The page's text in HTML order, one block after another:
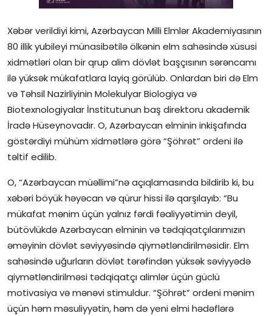
Reportaj
Pedaqogika
Regionlar
Qəzetin PDF arxivi
İctimai şura
Dünya
Xəbər verildiyi kimi, Azərbaycan Milli Elmlər Akademiyasının
80 illik yubileyi münasibətilə ölkənin elm sahəsində xüsusi
xidmətləri olan bir qrup alim dövlət başçısının sərəncamı
ilə yüksək mükafatlara layiq görülüb. Onlardan biri də Elm
və Təhsil Nazirliyinin Molekulyar Biologiya və
Biotexnologiyalar İnstitutunun baş direktoru akademik
İradə Hüseynovadır. O, Azərbaycan elminin inkişafında
göstərdiyi mühüm xidmətlərə görə “Şöhrət” ordeni ilə
təltif edilib.
O, “Azərbaycan müəllimi”nə açıqlamasında bildirib ki, bu
xəbəri böyük həyəcan və qürur hissi ilə qarşılayıb: “Bu
mükafat mənim üçün yalnız fərdi fəaliyyətimin deyil,
bütövlükdə Azərbaycan elminin və tədqiqatçılarımızın
əməyinin dövlət səviyyəsində qiymətləndirilməsidir. Elm
sahəsində uğurların dövlət tərəfindən yüksək səviyyədə
qiymətləndirilməsi tədqiqatçı alimlər üçün güclü
motivasiya və mənəvi stimuldur. “Şöhrət” ordeni mənim
üçün həm məsuliyyətin, həm də yeni elmi hədəflərə